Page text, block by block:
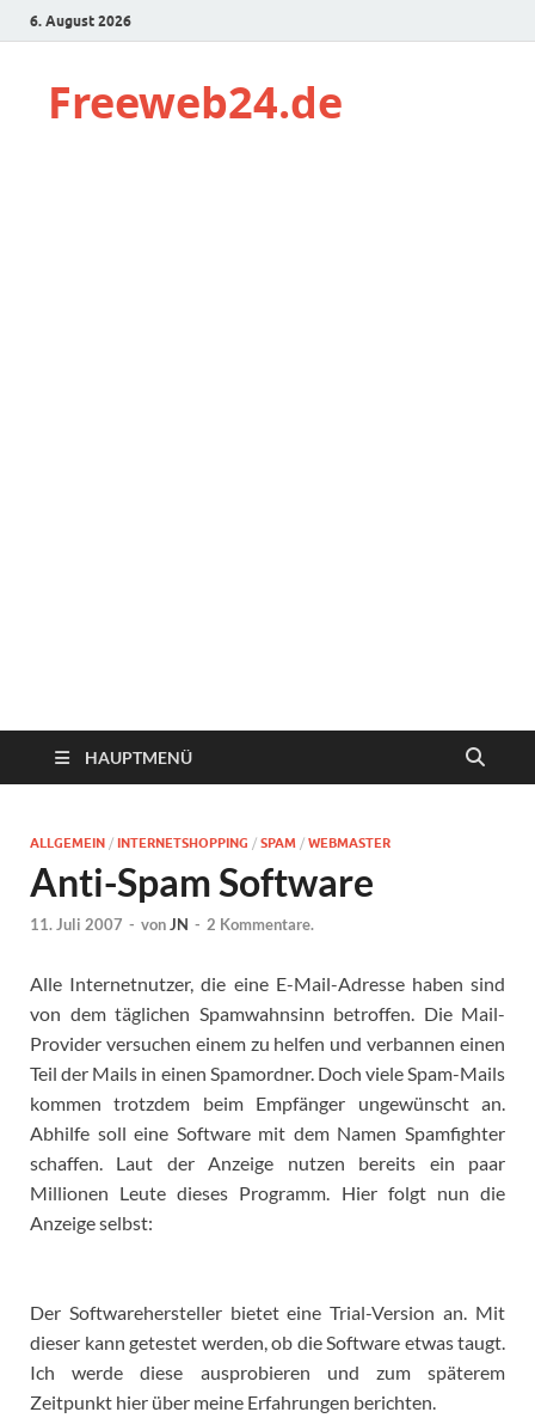
6. August 2026
Freeweb24.de
HAUPTMENÜ
ALLGEMEIN / INTERNETSHOPPING / SPAM / WEBMASTER
Anti-Spam Software
11. Juli 2007 - vonJN - 2 Kommentare.
Alle Internetnutzer, die eine E-Mail-Adresse haben sind
von dem täglichen Spamwahnsinn betroffen. Die Mail-
Provider versuchen einem zu helfen und verbannen einen
Teil der Mails in einen Spamordner. Doch viele Spam-Mails
kommen trotzdem beim Empfänger ungewünscht an.
Abhilfe soll eine Software mit dem Namen Spamfighter
schaffen. Laut der Anzeige nutzen bereits ein paar
Millionen Leute dieses Programm. Hier folgt nun die
Anzeige selbst:
Der Softwarehersteller bietet eine Trial-Version an. Mit
dieser kann getestet werden, ob die Software etwas taugt.
Ich werde diese ausprobieren und zum späterem
Zeitpunkt hier über meine Erfahrungen berichten.